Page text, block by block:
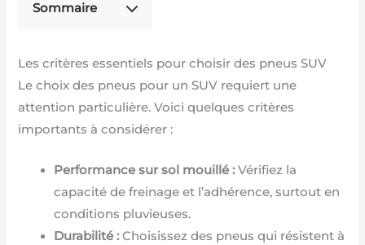
Sommaire
Les critères essentiels pour choisir des pneus SUV
Le choix des pneus pour un SUV requiert une
attention particulière. Voici quelques critères
importants à considérer :
Performance sur sol mouillé :Vérifiez la
capacité de freinage et l’adhérence, surtout en
conditions pluvieuses.
Durabilité :Choisissez des pneus qui résistent à